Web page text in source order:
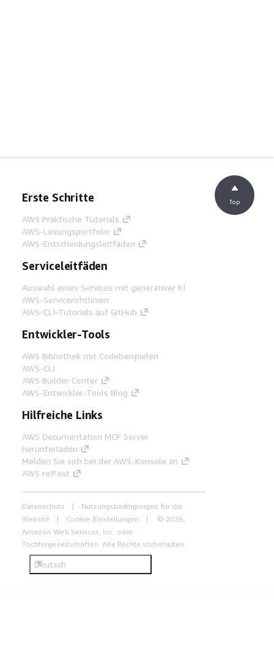
Erste Schritte
AWS Praktische Tutorials
AWS-Lösungsportfolio
AWS-Entscheidungsleitfäden
Serviceleitfäden
Auswahl eines Services mit generativer KI
AWS-Servicerichtlinien
AWS-CLI-Tutorials auf GitHub
Entwickler-Tools
AWS Bibliothek mit Codebeispielen
AWS-CLI
AWS Builder Center
AWS-Entwickler-Tools Blog
Hilfreiche Links
AWS Documentation MCP Server
herunterladen
Melden Sie sich bei der AWS-Konsole an
AWS re:Post
Datenschutz
Nutzungsbedingungen für die
Website
Cookie-Einstellungen
© 2026,
Amazon Web Services, Inc. oder
Tochtergesellschaften. Alle Rechte vorbehalten.
Deutsch
Top